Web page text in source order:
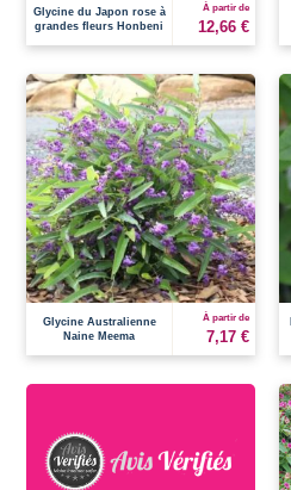
Glycine du Japon rose à
grandes fleurs Honbeni
À partir de
12,66 €
Glycine Australienne
Naine Meema
À partir de
7,17 €